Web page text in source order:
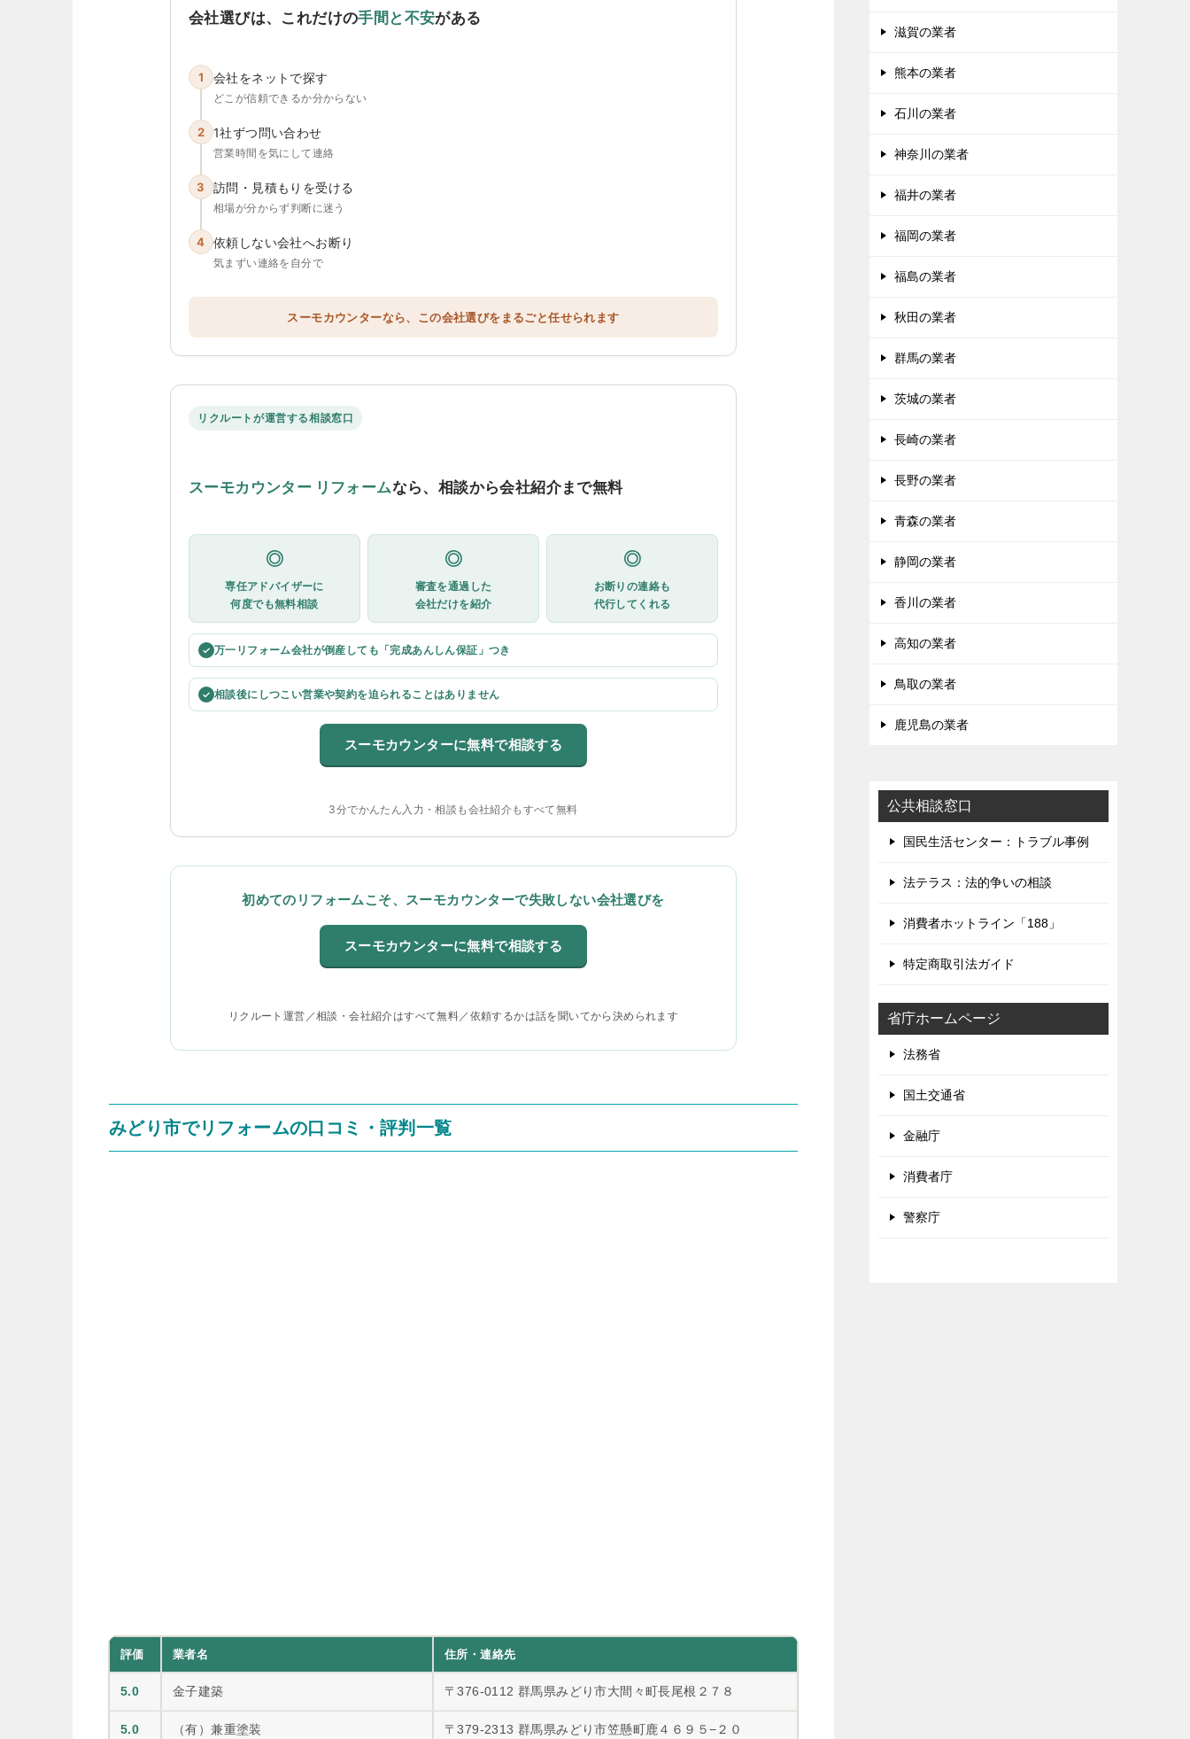
会社選びは、これだけの手間と不安がある
1 会社をネットで探す
どこが信頼できるか分からない
2 1社ずつ問い合わせ
営業時間を気にして連絡
3 訪問・見積もりを受ける
相場が分からず判断に迷う
4 依頼しない会社へお断り
気まずい連絡を自分で
スーモカウンターなら、この会社選びをまるごと任せられます
リクルートが運営する相談窓口
スーモカウンター リフォームなら、相談から会社紹介まで無料
◎
専任アドバイザーに
何度でも無料相談
◎
審査を通過した
会社だけを紹介
◎
お断りの連絡も
代行してくれる
✓ 万一リフォーム会社が倒産しても「完成あんしん保証」つき
✓ 相談後にしつこい営業や契約を迫られることはありません
スーモカウンターに無料で相談する
3分でかんたん入力・相談も会社紹介もすべて無料
初めてのリフォームこそ、スーモカウンターで失敗しない会社選びを
スーモカウンターに無料で相談する
リクルート運営／相談・会社紹介はすべて無料／依頼するかは話を聞いてから決められます
みどり市でリフォームの口コミ・評判一覧
評価 業者名 住所・連絡先
5.0 金子建築 〒376-0112 群馬県みどり市大間々町長尾根２７８
5.0 （有）兼重塗装 〒379-2313 群馬県みどり市笠懸町鹿４６９５−２０
滋賀の業者
熊本の業者
石川の業者
神奈川の業者
福井の業者
福岡の業者
福島の業者
秋田の業者
群馬の業者
茨城の業者
長崎の業者
長野の業者
青森の業者
静岡の業者
香川の業者
高知の業者
鳥取の業者
鹿児島の業者
公共相談窓口
国民生活センター：トラブル事例
法テラス：法的争いの相談
消費者ホットライン「188」
特定商取引法ガイド
省庁ホームページ
法務省
国土交通省
金融庁
消費者庁
警察庁